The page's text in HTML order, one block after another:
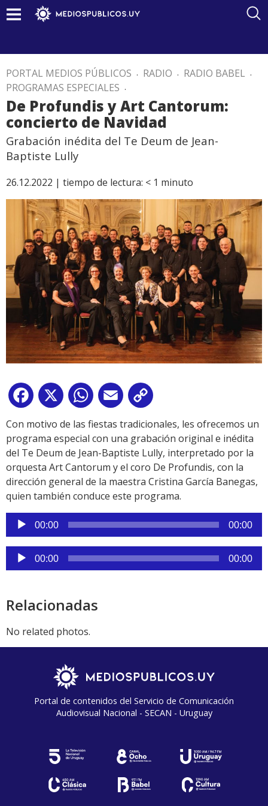
PORTAL MEDIOS PÚBLICOS . RADIO . RADIO BABEL .
PROGRAMAS ESPECIALES .
De Profundis y Art Cantorum:
concierto de Navidad
Grabación inédita del Te Deum de Jean-
Baptiste Lully
26.12.2022 | tiempo de lectura: < 1 minuto
Facebook
X WhatsApp
Email
Link
Con motivo de las fiestas tradicionales, les ofrecemos un
programa especial con una grabación original e inédita
del Te Deum de Jean-Baptiste Lully, interpretado por la
orquesta Art Cantorum y el coro De Profundis, con la
dirección general de la maestra Cristina García Banegas,
quien también conduce este programa.
Reproductor
de
audio
00:00 00:00
Reproductor
de
00:00 00:00
Relacionadas
No related photos.
Portal de contenidos del Servicio de Comunicación
Audiovisual Nacional - SECAN - Uruguay